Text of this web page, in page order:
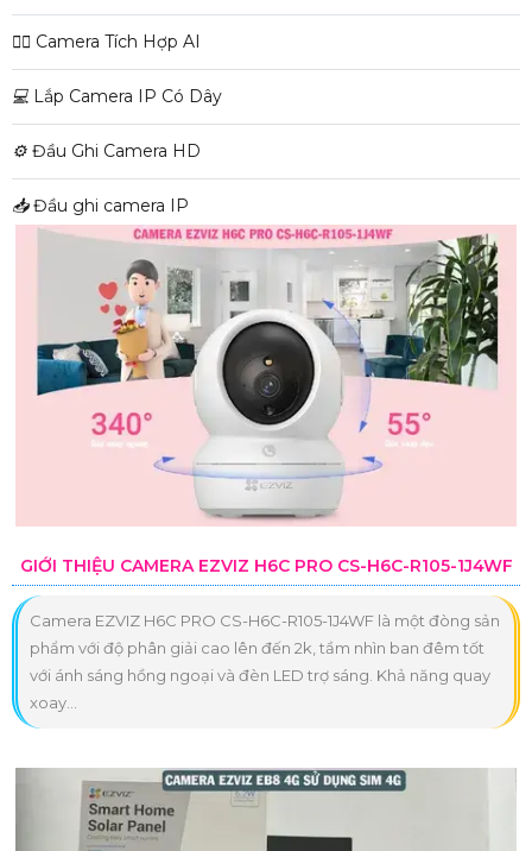
🧛‍♀️ Camera Tích Hợp AI
💻 Lắp Camera IP Có Dây
⚙️ Đầu Ghi Camera HD
📥Đầu ghi camera IP
GIỚI THIỆU CAMERA EZVIZ H6C PRO CS-H6C-R105-1J4WF
Camera EZVIZ H6C PRO CS-H6C-R105-1J4WF là một đòng sản
phẩm với độ phân giải cao lên đến 2k, tầm nhìn ban đêm tốt
với ánh sáng hồng ngoại và đèn LED trợ sáng. Khả năng quay
xoay...